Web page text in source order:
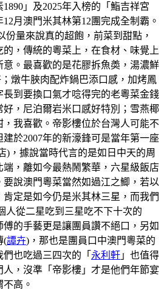
」及2025年入榜的「鮨吉祥宮
月澳門米其林第12團完成全制霸。
份量來說真的超飽，前菜到甜點，
，傳統的粵菜上，在食材、味覺上
。最喜歡的是花膠拆魚𡙡，湯濃鮮
燉牛脥肉配炸鍋巴添口感，加烤鳳
到要換口氣才唸得完的老粵菜金錢
，尼泊爾岩米口感好特別；雪燕椰
，我喜歡。帝影樓位於台灣人可能不
於2007年的新濠鋒可是當年第一座
)，據說當時代言的是如日中天的周
，離如今最熱鬧繁華，六星級飯店
說澳門粵菜當然如過江之鯽，若以
定是如今仍是米其林三星，而我們
人從二星吃到三星吃不下十次的
傅的手藝更是讓團員讚不絕口，另如
(譚卉)，那也是團員口中澳門粵菜的
也吃過三四次的「 永利軒 」也值得
，沒準「帝影樓」才是他們年節宴
高。